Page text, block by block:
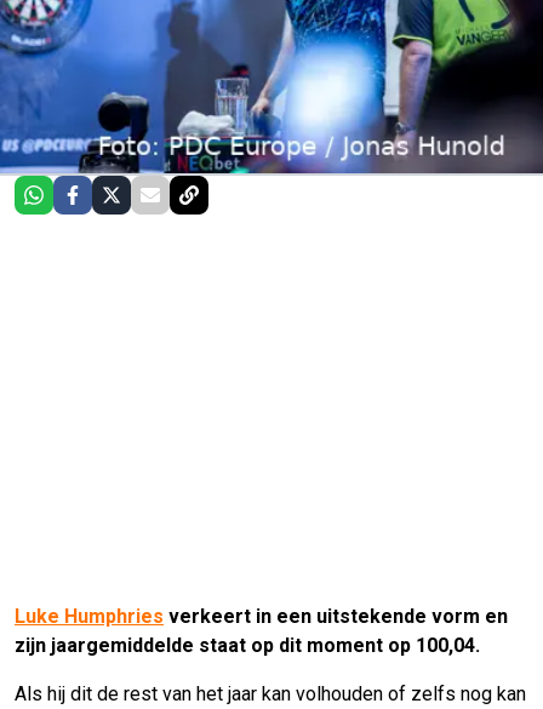
Luke Humphries verkeert in een uitstekende vorm en
zijn jaargemiddelde staat op dit moment op 100,04.
Als hij dit de rest van het jaar kan volhouden of zelfs nog kan